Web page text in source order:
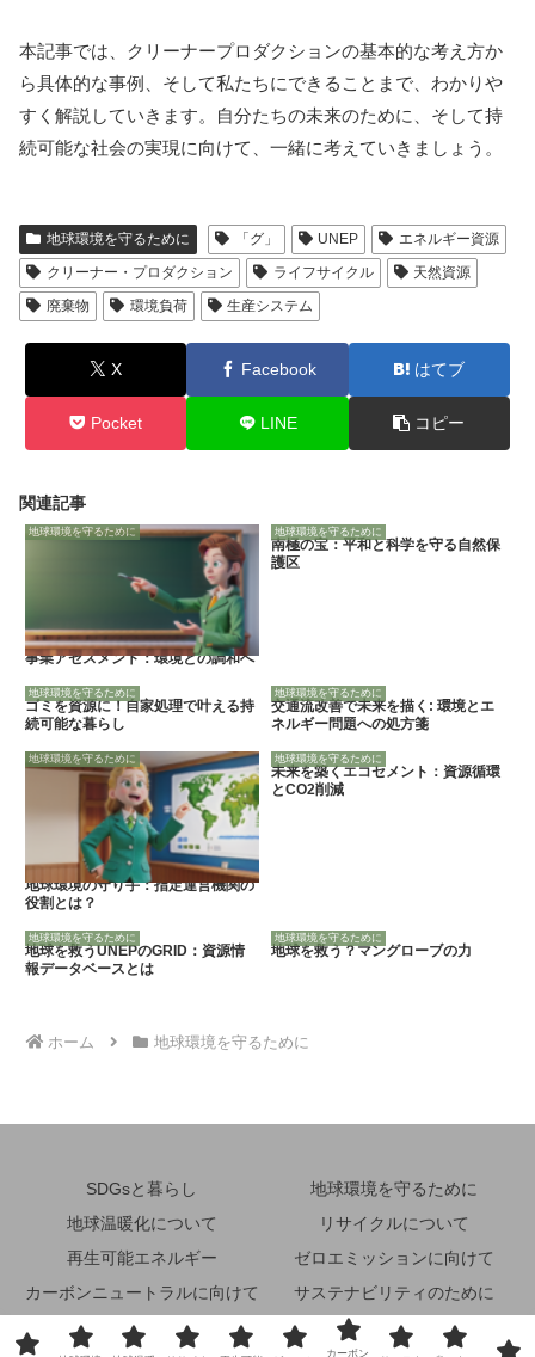
本記事では、クリーナープロダクションの基本的な考え方か
ら具体的な事例、そして私たちにできることまで、わかりや
すく解説していきます。自分たちの未来のために、そして持
続可能な社会の実現に向けて、一緒に考えていきましょう。
地球環境を守るために 「グ」 UNEP
エネルギー資源
クリーナー・プロダクション
ライフサイクル
天然資源
廃棄物
環境負荷 生産システム
X Facebook はてブ
Pocket LINE コピー
関連記事
地球環境を守るために
事業アセスメント：環境との調和へ
地球環境を守るために
南極の宝：平和と科学を守る自然保
護区
地球環境を守るために
ゴミを資源に！自家処理で叶える持
続可能な暮らし
地球環境を守るために
交通流改善で未来を描く: 環境とエ
ネルギー問題への処方箋
地球環境を守るために
地球環境の守り手：指定運営機関の
役割とは？
地球環境を守るために
未来を築くエコセメント：資源循環
とCO2削減
地球環境を守るために
地球を救うUNEPのGRID：資源情
報データベースとは
地球環境を守るために
地球を救う？マングローブの力
ホーム 地球環境を守るために
SDGsと暮らし
地球環境を守るために
地球温暖化について
リサイクルについて
再生可能エネルギー
ゼロエミッションに向けて
カーボンニュートラルに向けて
サステナビリティのために
省エネルギーのために
その他
カーボン